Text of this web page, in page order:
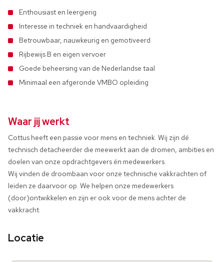
Enthousiast en leergierig
Interesse in techniek en handvaardigheid
Betrouwbaar, nauwkeurig en gemotiveerd
Rijbewijs B en eigen vervoer
Goede beheersing van de Nederlandse taal
Minimaal een afgeronde VMBO opleiding
Waar jij werkt
Cottus heeft een passie voor mens en techniek. Wij zijn dé
technisch detacheerder die meewerkt aan de dromen, ambities en
doelen van onze opdrachtgevers én medewerkers.
Wij vinden de droombaan voor onze technische vakkrachten of
leiden ze daarvoor op. We helpen onze medewerkers
(door)ontwikkelen en zijn er ook voor de mens achter de
vakkracht.
Locatie